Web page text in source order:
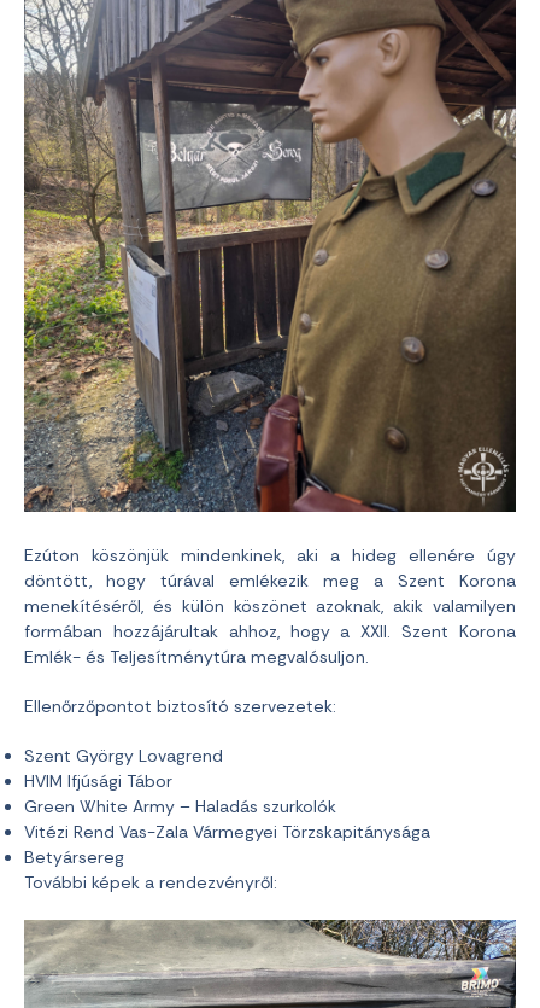
Ezúton köszönjük mindenkinek, aki a hideg ellenére úgy
döntött, hogy túrával emlékezik meg a Szent Korona
menekítéséről, és külön köszönet azoknak, akik valamilyen
formában hozzájárultak ahhoz, hogy a XXII. Szent Korona
Emlék- és Teljesítménytúra megvalósuljon.
Ellenőrzőpontot biztosító szervezetek:
Szent György Lovagrend
HVIM Ifjúsági Tábor
Green White Army – Haladás szurkolók
Vitézi Rend Vas-Zala Vármegyei Törzskapitánysága
Betyársereg
További képek a rendezvényről: